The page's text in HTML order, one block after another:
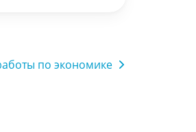
по экономике